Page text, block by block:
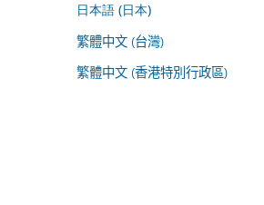
日本語 (日本)
繁體中文 (台灣)
繁體中文 (香港特別行政區)